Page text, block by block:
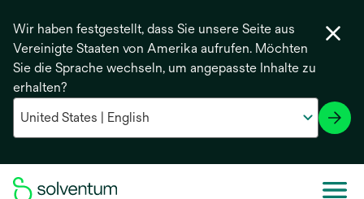
Wir haben festgestellt, dass Sie unsere Seite aus
Vereinigte Staaten von Amerika aufrufen. Möchten
Sie die Sprache wechseln, um angepasste Inhalte zu
erhalten?